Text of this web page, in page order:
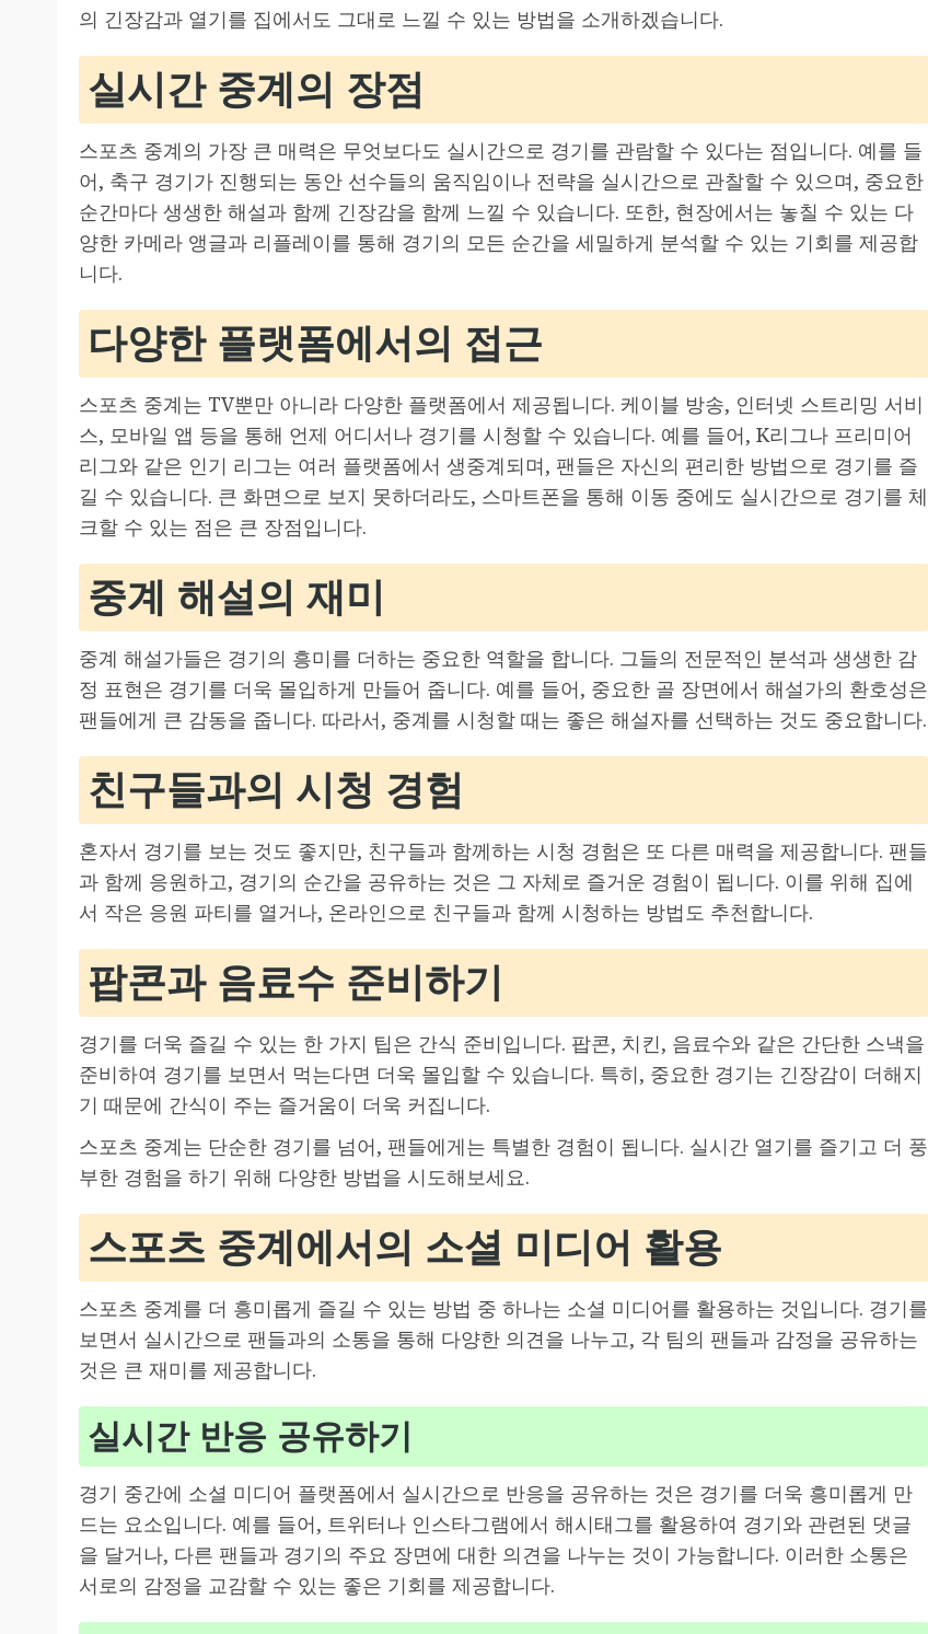
의 긴장감과 열기를 집에서도 그대로 느낄 수 있는 방법을 소개하겠습니다.
실시간 중계의 장점
스포츠 중계의 가장 큰 매력은 무엇보다도 실시간으로 경기를 관람할 수 있다는 점입니다. 예를 들
어, 축구 경기가 진행되는 동안 선수들의 움직임이나 전략을 실시간으로 관찰할 수 있으며, 중요한
순간마다 생생한 해설과 함께 긴장감을 함께 느낄 수 있습니다. 또한, 현장에서는 놓칠 수 있는 다
양한 카메라 앵글과 리플레이를 통해 경기의 모든 순간을 세밀하게 분석할 수 있는 기회를 제공합
니다.
다양한 플랫폼에서의 접근
스포츠 중계는 TV뿐만 아니라 다양한 플랫폼에서 제공됩니다. 케이블 방송, 인터넷 스트리밍 서비
스, 모바일 앱 등을 통해 언제 어디서나 경기를 시청할 수 있습니다. 예를 들어, K리그나 프리미어
리그와 같은 인기 리그는 여러 플랫폼에서 생중계되며, 팬들은 자신의 편리한 방법으로 경기를 즐
길 수 있습니다. 큰 화면으로 보지 못하더라도, 스마트폰을 통해 이동 중에도 실시간으로 경기를 체
크할 수 있는 점은 큰 장점입니다.
중계 해설의 재미
중계 해설가들은 경기의 흥미를 더하는 중요한 역할을 합니다. 그들의 전문적인 분석과 생생한 감
정 표현은 경기를 더욱 몰입하게 만들어 줍니다. 예를 들어, 중요한 골 장면에서 해설가의 환호성은
팬들에게 큰 감동을 줍니다. 따라서, 중계를 시청할 때는 좋은 해설자를 선택하는 것도 중요합니다.
친구들과의 시청 경험
혼자서 경기를 보는 것도 좋지만, 친구들과 함께하는 시청 경험은 또 다른 매력을 제공합니다. 팬들
과 함께 응원하고, 경기의 순간을 공유하는 것은 그 자체로 즐거운 경험이 됩니다. 이를 위해 집에
서 작은 응원 파티를 열거나, 온라인으로 친구들과 함께 시청하는 방법도 추천합니다.
팝콘과 음료수 준비하기
경기를 더욱 즐길 수 있는 한 가지 팁은 간식 준비입니다. 팝콘, 치킨, 음료수와 같은 간단한 스낵을
준비하여 경기를 보면서 먹는다면 더욱 몰입할 수 있습니다. 특히, 중요한 경기는 긴장감이 더해지
기 때문에 간식이 주는 즐거움이 더욱 커집니다.
스포츠 중계는 단순한 경기를 넘어, 팬들에게는 특별한 경험이 됩니다. 실시간 열기를 즐기고 더 풍
부한 경험을 하기 위해 다양한 방법을 시도해보세요.
스포츠 중계에서의 소셜 미디어 활용
스포츠 중계를 더 흥미롭게 즐길 수 있는 방법 중 하나는 소셜 미디어를 활용하는 것입니다. 경기를
보면서 실시간으로 팬들과의 소통을 통해 다양한 의견을 나누고, 각 팀의 팬들과 감정을 공유하는
것은 큰 재미를 제공합니다.
실시간 반응 공유하기
경기 중간에 소셜 미디어 플랫폼에서 실시간으로 반응을 공유하는 것은 경기를 더욱 흥미롭게 만
드는 요소입니다. 예를 들어, 트위터나 인스타그램에서 해시태그를 활용하여 경기와 관련된 댓글
을 달거나, 다른 팬들과 경기의 주요 장면에 대한 의견을 나누는 것이 가능합니다. 이러한 소통은
서로의 감정을 교감할 수 있는 좋은 기회를 제공합니다.